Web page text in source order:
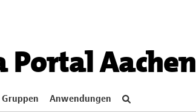
Portal Aachen
Gruppen Anwendungen